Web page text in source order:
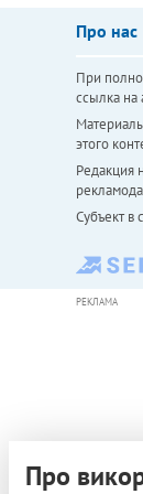
Про нас
При
ссылка на
этого
Редакция
Субъект
РЕКЛАМА
Про